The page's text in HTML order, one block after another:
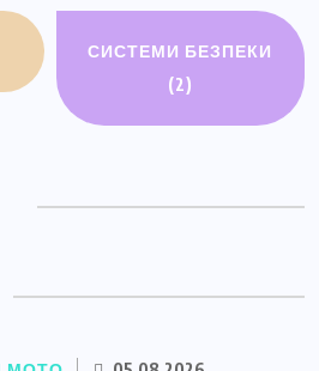
СИСТЕМИ БЕЗПЕКИ
(2)